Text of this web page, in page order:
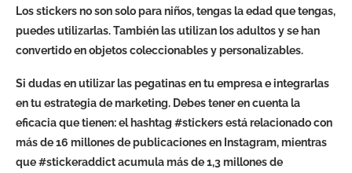
Los stickers no son solo para niños, tengas la edad que tengas,
puedes utilizarlas. También las utilizan los adultos y se han
convertido en objetos coleccionables y personalizables.
Si dudas en utilizar las pegatinas en tu empresa e integrarlas
en tu estrategia de marketing. Debes tener en cuenta la
eficacia que tienen: el hashtag #stickers está relacionado con
más de 16 millones de publicaciones en Instagram, mientras
que #stickeraddict acumula más de 1,3 millones de